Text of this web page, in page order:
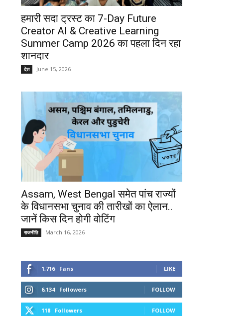
हमारी सदा ट्रस्ट का 7-Day Future
Creator AI & Creative Learning
Summer Camp 2026 का पहला दिन रहा
शानदार
देश June 15, 2026
Assam, West Bengal समेत पांच राज्यों
के विधानसभा चुनाव की तारीखों का ऐलान..
जानें किस दिन होगी वोटिंग
राजनीति March 16, 2026
1,716 Fans LIKE
6,134 Followers FOLLOW
118 Followers FOLLOW